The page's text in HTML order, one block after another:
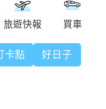
卡點 好日子